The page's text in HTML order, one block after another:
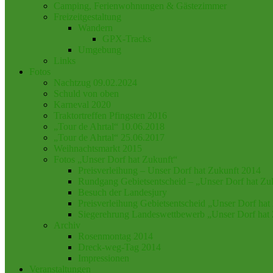
Camping, Ferienwohnungen & Gästezimmer
Freizeitgestaltung
Wandern
GPX-Tracks
Umgebung
Links
Fotos
Nachtzug 09.02.2024
Schuld von oben
Karneval 2020
Traktortreffen Pfingsten 2016
„Tour de Ahrtal“ 10.06.2018
„Tour de Ahrtal“ 25.06.2017
Weihnachtsmarkt 2015
Fotos „Unser Dorf hat Zukunft“
Preisverleihung – Unser Dorf hat Zukunft 2014
Rundgang Gebietsentscheid – „Unser Dorf hat
Besuch der Landesjury
Preisverleihung Gebietsentscheid „Unser Dorf
Siegerehrung Landeswettbewerb „Unser Dorf hat
Archiv
Rosenmontag 2014
Dreck-weg-Tag 2014
Impressionen
Veranstaltungen